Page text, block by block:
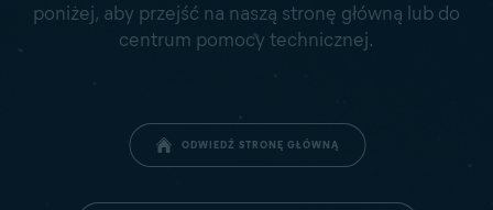
poniżej, aby przejść na naszą stronę główną lub do
centrum pomocy technicznej.
ODWIEDŹ STRONĘ GŁÓWNĄ